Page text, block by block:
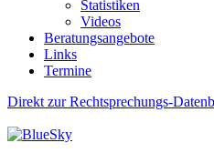
Statistiken
Videos
Beratungsangebote
Links
Termine
Direkt zur Rechtsprechungs-